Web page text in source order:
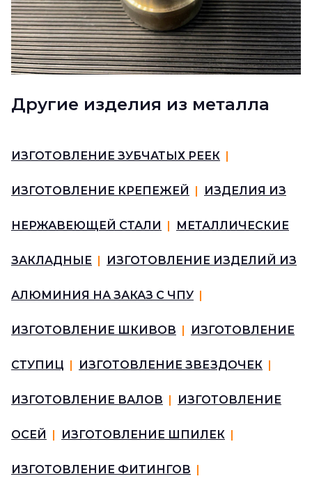
Другие изделия из металла
ИЗГОТОВЛЕНИЕ ЗУБЧАТЫХ РЕЕК
ИЗГОТОВЛЕНИЕ КРЕПЕЖЕЙ ИЗДЕЛИЯ ИЗ
НЕРЖАВЕЮЩЕЙ СТАЛИ МЕТАЛЛИЧЕСКИЕ
ЗАКЛАДНЫЕ ИЗГОТОВЛЕНИЕ ИЗДЕЛИЙ ИЗ
АЛЮМИНИЯ НА ЗАКАЗ С ЧПУ
ИЗГОТОВЛЕНИЕ ШКИВОВ ИЗГОТОВЛЕНИЕ
СТУПИЦ ИЗГОТОВЛЕНИЕ ЗВЕЗДОЧЕК
ИЗГОТОВЛЕНИЕ ВАЛОВ ИЗГОТОВЛЕНИЕ
ОСЕЙ ИЗГОТОВЛЕНИЕ ШПИЛЕК
ИЗГОТОВЛЕНИЕ ФИТИНГОВ